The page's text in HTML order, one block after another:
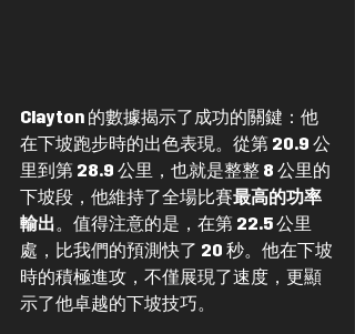
Clayton 的數據揭示了成功的關鍵：他
在下坡跑步時的出色表現。從第 20.9 公
里到第 28.9 公里，也就是整整 8 公里的
下坡段，他維持了全場比賽最高的功率
輸出。值得注意的是，在第 22.5 公里
處，比我們的預測快了 20 秒。他在下坡
時的積極進攻，不僅展現了速度，更顯
示了他卓越的下坡技巧。